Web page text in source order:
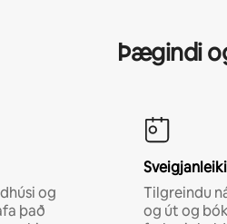
Þægindi
og
það
Tilgreindu
og út og